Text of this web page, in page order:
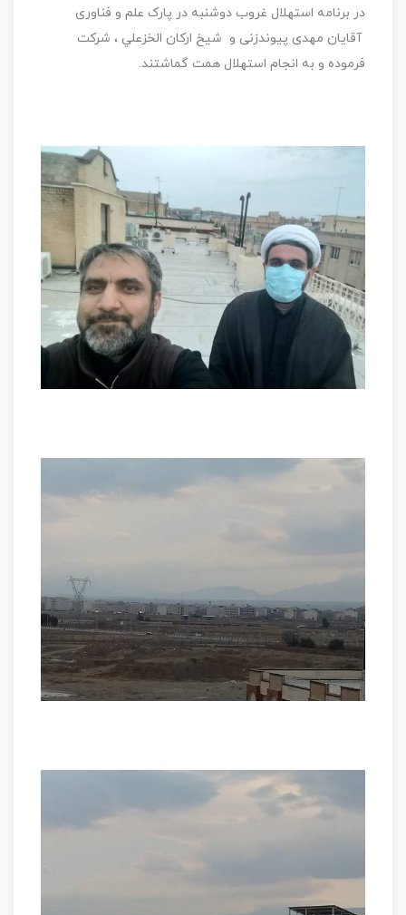
در برنامه استهلال غروب دوشنبه در پارک علم و فناوری
آقایان مهدی پیوندزنی و شیخ ارکان الخزعلي ، شرکت
فرموده و به انجام استهلال همت گماشتند.